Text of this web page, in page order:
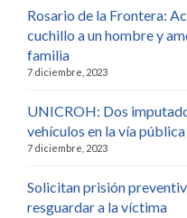
Rosario de la Frontera:
cuchillo a un hombre y
familia
7 diciembre, 2023
UNICROH: Dos
vehículos en la vía pública
7 diciembre, 2023
Solicitan prisión
resguardar a la víctima